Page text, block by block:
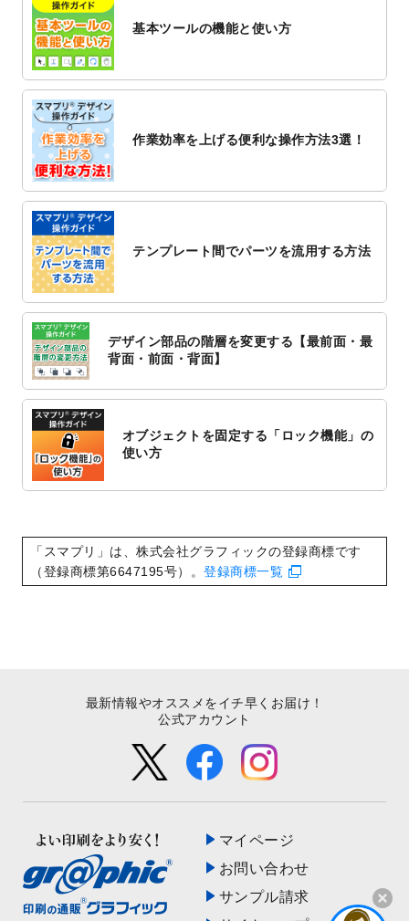
2022/11/25
【新商品】クリアファイルが作成できるよ
2022/11/4
しました。
2022/10/26
レートを追加しました。
2022/10/26
追加しました。
2022/10/20
2022/10/14
年賀ポスターのデザインテンプレートを公
2022/10/6
チラシ作成からポスティング配布注文まで
2022/10/1
2023年版1月始まりのカレンダーデザイン
2022/9/21
コンサートのチラシデザインテンプレート
2022/9/5
年賀状のデザインテンプレート
2022/9/5
喪中はがきのデザインテンプレートを公開
2022/8/24
印刷用データの解像度
を引き上げまし
た！
基本ツールの機能と使い方
作業効率を上げる便利な操作方法3選！
テンプレート間でパーツを流用する方法
デザイン部品の階層を変更する【最前面・最
背面・前面・背面】
オブジェクトを固定する「ロック機能」の
使い方
「スマプリ」は、株式会社グラフィックの登録商標です
（登録商標第6647195号）。 登録商標一覧
マイページ
お問い合わせ
サンプル請求
最新情報やオススメをイチ早くお届け！
公式アカウント